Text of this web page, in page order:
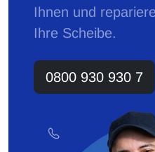
Ihnen und
Ihre Scheibe.
0800 930 930 7